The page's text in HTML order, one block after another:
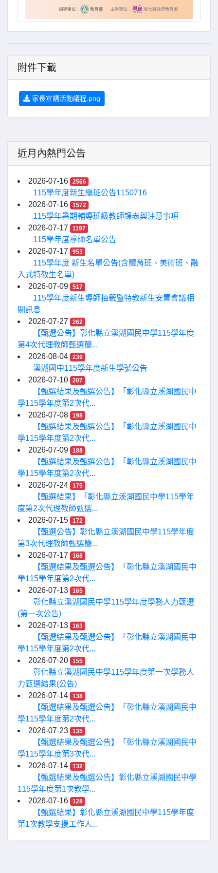
附件下載
家長宣講活動議程.png
近月內熱門公告
2026-07-16 2566
115學年度新生編班公告1150716
2026-07-16
1572
115學年暑期輔導班級教師課表與注意事項
2026-07-17
1197
115學年度導師名單公告
2026-07-17
953
115學年度 新生名單公告(含體育班、美術班、融
入式特教生名單)
2026-07-09
517
115學年度新生導師抽籤暨特教新生安置會議相
關訊息
2026-07-27
262
【甄選公告】彰化縣立溪湖國民中學115學年度
第4次代理教師甄選簡...
2026-08-04
239
溪湖國中115學年度新生學號公告
2026-07-10
207
【甄選結果及甄選公告】「彰化縣立溪湖國民中
學115學年度第2次代...
2026-07-08
198
【甄選結果及甄選公告】「彰化縣立溪湖國民中
學115學年度第2次代...
2026-07-09
188
【甄選結果及甄選公告】「彰化縣立溪湖國民中
學115學年度第2次代...
2026-07-24
175
【甄選結果】「彰化縣立溪湖國民中學115學年
度第2次代理教師甄選...
2026-07-15
172
【甄選公告】彰化縣立溪湖國民中學115學年度
第3次代理教師甄選簡...
2026-07-17
168
【甄選結果及甄選公告】「彰化縣立溪湖國民中
學115學年度第2次代...
2026-07-13
165
彰化縣立溪湖國民中學115學年度學務人力甄選
(第一次公告)
2026-07-13
163
【甄選結果及甄選公告】「彰化縣立溪湖國民中
學115學年度第2次代...
2026-07-20
155
彰化縣立溪湖國民中學115學年度第一次學務人
力甄選結果(公告)
2026-07-14
138
【甄選結果及甄選公告】「彰化縣立溪湖國民中
學115學年度第2次代...
2026-07-23
135
【甄選結果及甄選公告】「彰化縣立溪湖國民中
學115學年度第3次代...
2026-07-14
132
【甄選結果及甄選公告】彰化縣立溪湖國民中學
115學年度第1次教學...
2026-07-16
128
【甄選結果】彰化縣立溪湖國民中學115學年度
第1次教學支援工作人...